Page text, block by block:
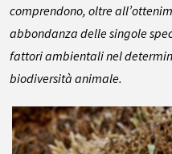
comprendono, oltre
abbondanza delle singole
fattori ambientali nel
biodiversità animale.